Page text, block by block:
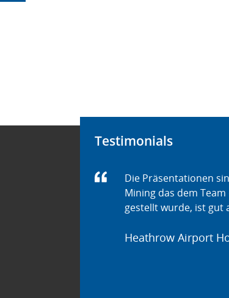
Testimonials
Die Präsentationen
Mining das dem
gestellt wurde, ist gut
Heathrow Airport